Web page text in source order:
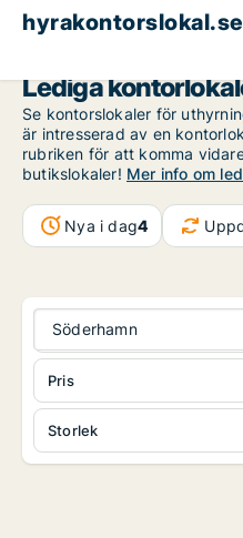
hyrakontorslokal.se
Lediga
Se kontorslokaler för
är intresserad av en
rubriken för att komma
butikslokaler! Mer info om
Nya i dag4
Söderhamn
Storlek
Pris